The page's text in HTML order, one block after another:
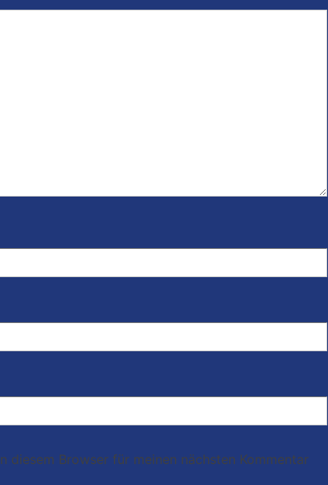
diesem Browser für meinen nächsten Kommentar